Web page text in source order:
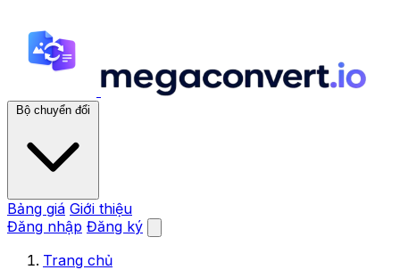
Bộ chuyển đổi
Bảng giá Giới thiệu
Đăng nhập Đăng ký
Trang chủ